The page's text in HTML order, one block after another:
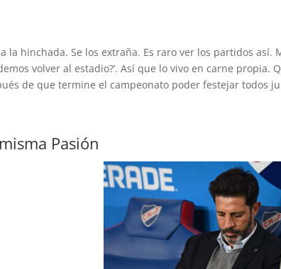
la hinchada. Se los extraña. Es raro ver los partidos así.
volver al estadio?’. Así que lo vivo en carne propia.
de que termine el campeonato poder festejar todos
Pasión